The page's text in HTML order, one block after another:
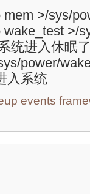
>/sys/
wake_test >/
统进入休眠
power/
入系统
events